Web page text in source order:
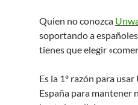
Quien no conozca
soportando a
tienes que elegir
Es la 1º razón para
España para mantener